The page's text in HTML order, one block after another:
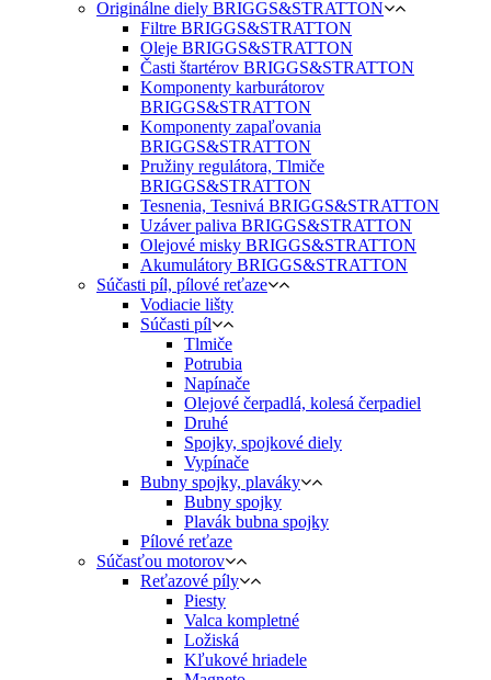
Originálne diely BRIGGS&STRATTON
Filtre BRIGGS&STRATTON
Oleje BRIGGS&STRATTON
Časti štartérov BRIGGS&STRATTON
Komponenty karburátorov
BRIGGS&STRATTON
Komponenty zapaľovania
BRIGGS&STRATTON
Pružiny regulátora, Tlmiče
BRIGGS&STRATTON
Tesnenia, Tesnivá BRIGGS&STRATTON
Uzáver paliva BRIGGS&STRATTON
Olejové misky BRIGGS&STRATTON
Akumulátory BRIGGS&STRATTON
Súčasti píl, pílové reťaze
Vodiacie lišty
Súčasti píl
Tlmiče
Potrubia
Napínače
Olejové čerpadlá, kolesá čerpadiel
Druhé
Spojky, spojkové diely
Vypínače
Bubny spojky, plaváky
Bubny spojky
Plavák bubna spojky
Pílové reťaze
Súčasťou motorov
Reťazové píly
Piesty
Valca kompletné
Ložiská
Kľukové hriadele